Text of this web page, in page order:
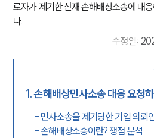
로자가 제기한 산재 손해배상소송에 대
다.
수정일:
1.손해배상민사소송 대응 요청
- 민사소송을 제기당한 기업 의뢰
-손해배상소송이란? 쟁점 분석